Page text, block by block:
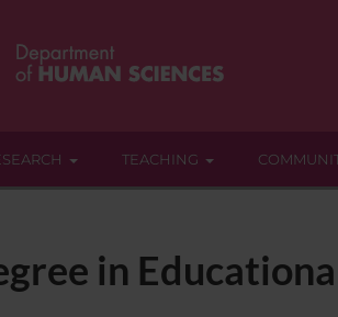
TEACHING
in